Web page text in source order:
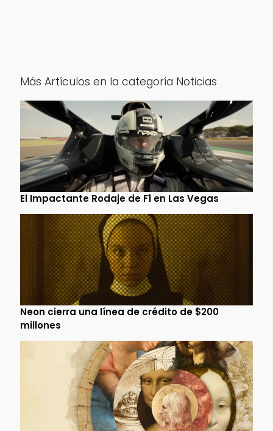
Más Artículos en la categoría Noticias
El Impactante Rodaje de F1 en Las Vegas
Neon cierra una línea de crédito de $200
millones